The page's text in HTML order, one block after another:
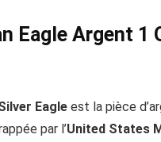
Eagle Argent 1
Eagle est la pièce
par l’United States